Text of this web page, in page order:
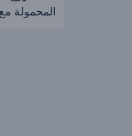
المحمولة